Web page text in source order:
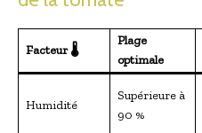
Facteur 🌡️
Plage
optimale
Humidité
Supérieure à
90 %